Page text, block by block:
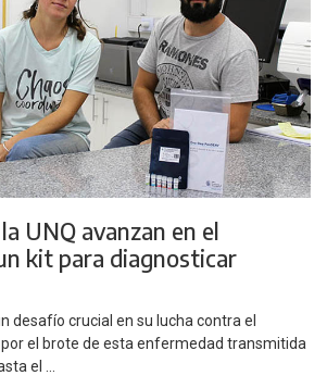
UNQ avanzan en el
kit para diagnosticar
desafío crucial en su lucha contra el
el brote de esta enfermedad transmitida
el ...